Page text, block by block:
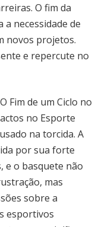
O fim da
necessidade de
novos projetos.
e repercute no
Fim de um Ciclo no
no Esporte
na torcida. A
por sua forte
e o basquete não
mas
sobre a
esportivos